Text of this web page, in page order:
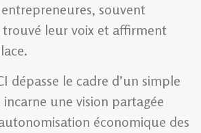
souvent
trouvé leur voix et affirment
dépasse le cadre d’un simple
une vision partagée
économique des